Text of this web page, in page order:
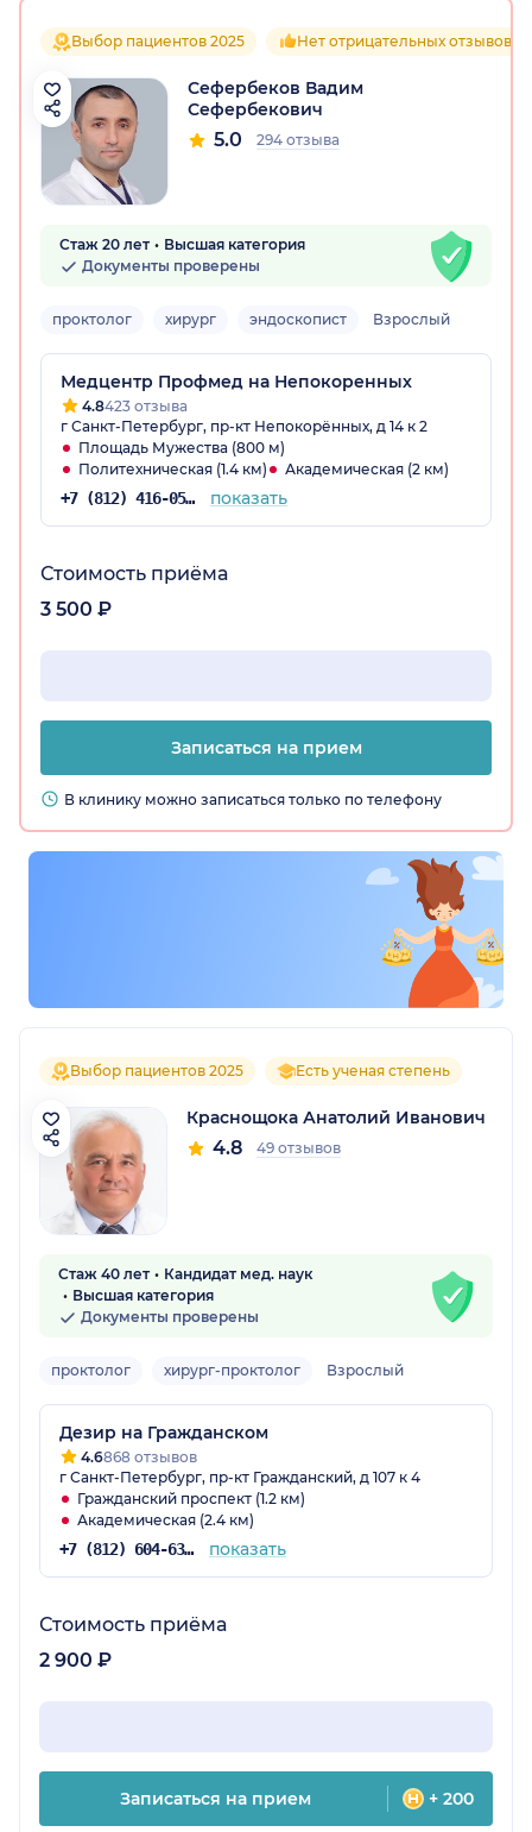
Выбор пациентов 2025 Нет отрицательных отзывов
Сефербеков Вадим
Сефербекович
5.0 294 отзыва
Стаж 20 лет
Высшая категория
Документы проверены
проктолог хирург эндоскопист Взрослый
Медцентр Профмед на Непокоренных
4.8423 отзыва
г Санкт-Петербург, пр-кт Непокорённых, д 14 к 2
Площадь Мужества (800 м)
Политехническая (1.4 км)
Академическая (2 км)
+7 (812) 416-05-66 показать
Стоимость приёма
3 500 ₽
Записаться на прием
В клинику можно записаться только по телефону
Выбор пациентов 2025 Есть ученая степень
Краснощока Анатолий Иванович
4.8 49 отзывов
Стаж 40 лет
Кандидат мед. наук
Высшая категория
Документы проверены
проктолог хирург-проктолог Взрослый
Дезир на Гражданском
4.6868 отзывов
г Санкт-Петербург, пр-кт Гражданский, д 107 к 4
Гражданский проспект (1.2 км)
Академическая (2.4 км)
+7 (812) 604-63-57 показать
Стоимость приёма
2 900 ₽
Записаться на прием + 200